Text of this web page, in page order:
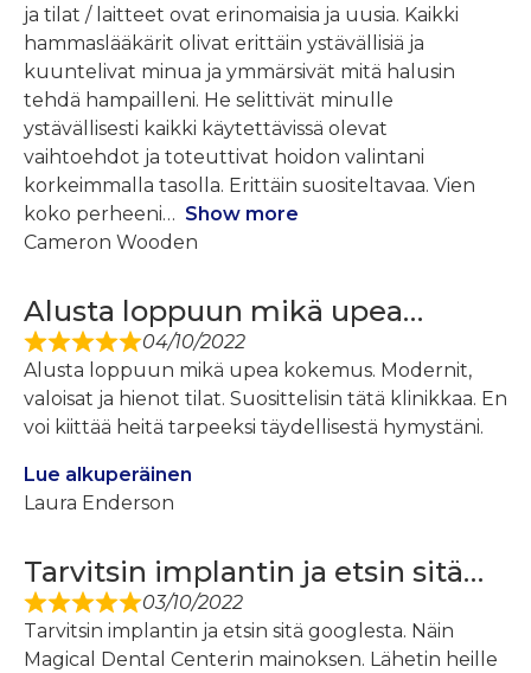
ja tilat / laitteet ovat erinomaisia ​​ja uusia. Kaikki
hammaslääkärit olivat erittäin ystävällisiä ja
kuuntelivat minua ja ymmärsivät mitä halusin
tehdä hampailleni. He selittivät minulle
ystävällisesti kaikki käytettävissä olevat
vaihtoehdot ja toteuttivat hoidon valintani
korkeimmalla tasolla. Erittäin suositeltavaa. Vien
koko perheeni
Show more
Cameron Wooden
Alusta loppuun mikä upea…
04/10/2022
Alusta loppuun mikä upea kokemus. Modernit,
valoisat ja hienot tilat. Suosittelisin tätä klinikkaa. En
voi kiittää heitä tarpeeksi täydellisestä hymystäni.
Lue alkuperäinen
Laura Enderson
Tarvitsin implantin ja etsin sitä…
03/10/2022
Tarvitsin implantin ja etsin sitä googlesta. Näin
Magical Dental Centerin mainoksen. Lähetin heille